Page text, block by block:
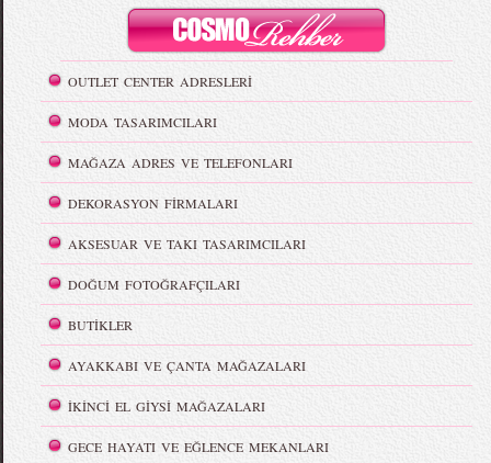
OUTLET CENTER ADRESLERİ
MODA TASARIMCILARI
MAĞAZA ADRES VE TELEFONLARI
DEKORASYON FİRMALARI
AKSESUAR VE TAKI TASARIMCILARI
DOĞUM FOTOĞRAFÇILARI
BUTİKLER
AYAKKABI VE ÇANTA MAĞAZALARI
İKİNCİ EL GİYSİ MAĞAZALARI
GECE HAYATI VE EĞLENCE MEKANLARI